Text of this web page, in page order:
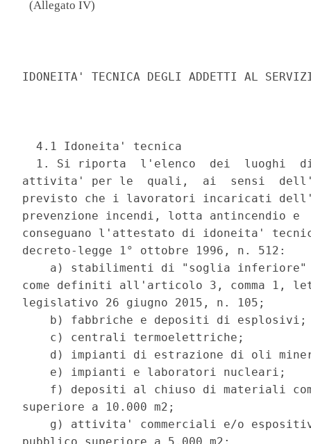
(Allegato IV)
IDONEITA' TECNICA DEGLI ADDETTI AL
  4.1 Idoneita' tecnica
1. Si riporta  l'elenco  dei  luoghi
attivita' per le  quali,  ai  sensi
previsto che i lavoratori incaricati
prevenzione incendi, lotta antincendio e
conseguano l'attestato di idoneita'
decreto-legge 1° ottobre 1996, n. 512:
a) stabilimenti di "soglia
come definiti all'articolo 3, comma 1,
legislativo 26 giugno 2015, n. 105;
b) fabbriche e depositi di
    c) centrali termoelettriche;
d) impianti di estrazione di oli
    e) impianti e laboratori nucleari;
f) depositi al chiuso di materiali
superiore a 10.000 m2;
g) attivita' commerciali e/o